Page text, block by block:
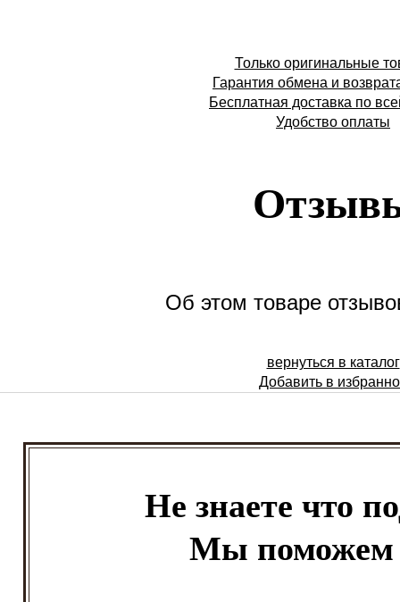
Только оригинальные
Гарантия обмена и
Бесплатная доставка по
Удобство оплаты
Об этом товаре
вернуться в каталог
Добавить в
Не знаете что
Мы